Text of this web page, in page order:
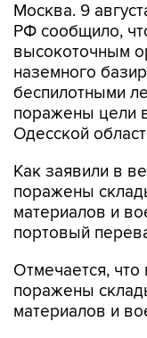
Москва. 9
РФ сообщило,
высокоточным
наземного
беспилотными
поражены цели
Одесской
Как заявили в
поражены
материалов и
портовый
Отмечается,
поражены
материалов и